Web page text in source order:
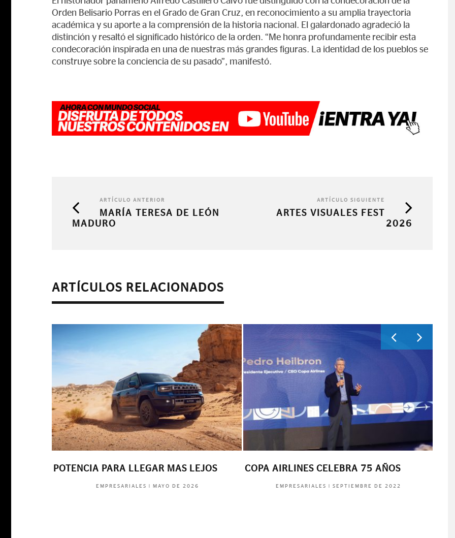
Orden Belisario Porras en el Grado de Gran Cruz, en reconocimiento a su amplia trayectoria
académica y su aporte a la comprensión de la historia nacional. El galardonado agradeció la
distinción y resaltó el significado histórico de la orden. “Me honra profundamente recibir esta
condecoración inspirada en una de nuestras más grandes figuras. La identidad de los pueblos se
construye sobre la conciencia de su pasado”, manifestó.
ARTÍCULO ANTERIOR
MARÍA TERESA DE LEÓN
MADURO
ARTÍCULO SIGUIENTE
ARTES VISUALES FEST
2026
ARTÍCULOS RELACIONADOS
POTENCIA PARA LLEGAR MAS LEJOS
EMPRESARIALES MAYO DE 2026
COPA AIRLINES CELEBRA 75 AÑOS
EMPRESARIALES |SEPTIEMBRE DE 2022